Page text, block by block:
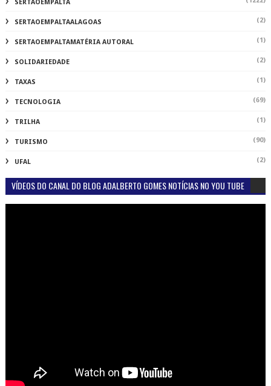
SERTAOEMPALTA
SERTAOEMPALTAALAGOAS (2)
SERTAOEMPALTAMATÉRIA AUTORAL (1)
SOLIDARIEDADE (2)
TAXAS (1)
TECNOLOGIA (69)
TRILHA (1)
TURISMO (90)
UFAL (2)
VÍDEOS DO CANAL DO BLOG ADALBERTO GOMES NOTÍCIAS NO YOU TUBE